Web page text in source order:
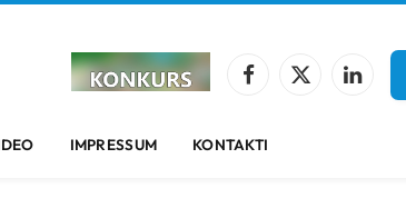
Facebook
X
LinkedIn
IMPRESSUM KONTAKTI